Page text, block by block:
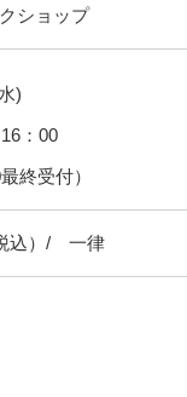
ショップ
)
：00
終受付）
込）/ 一律